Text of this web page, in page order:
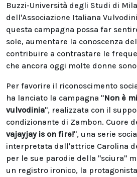
Buzzi-Università degli Studi di
dell'Associazione Italiana
questa campagna possa far
sole, aumentare la conoscenza
contribuire a contrastare le
che ancora oggi molte donne
Per favorire il riconoscimento
ha lanciato la campagna "Non è
vulvodinia", realizzata con il
condizionante di Zambon. Cuore
vajayjay is on fire!", una serie
interpretata dall'attrice Carolina
per le sue parodie della "sciura"
un registro ironico, la